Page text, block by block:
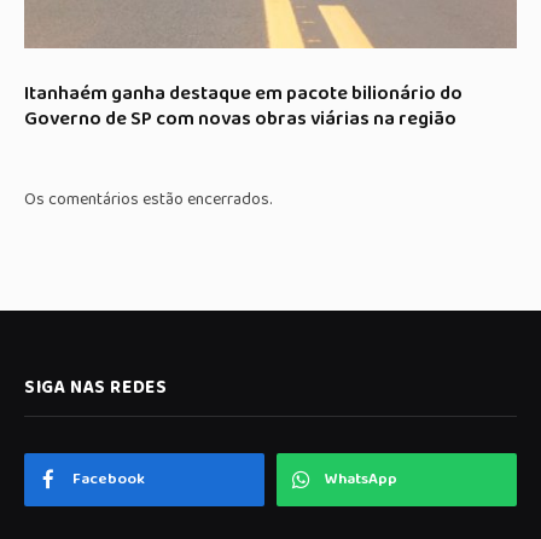
Itanhaém ganha destaque em pacote bilionário do
Governo de SP com novas obras viárias na região
Os comentários estão encerrados.
SIGA NAS REDES
Facebook WhatsApp